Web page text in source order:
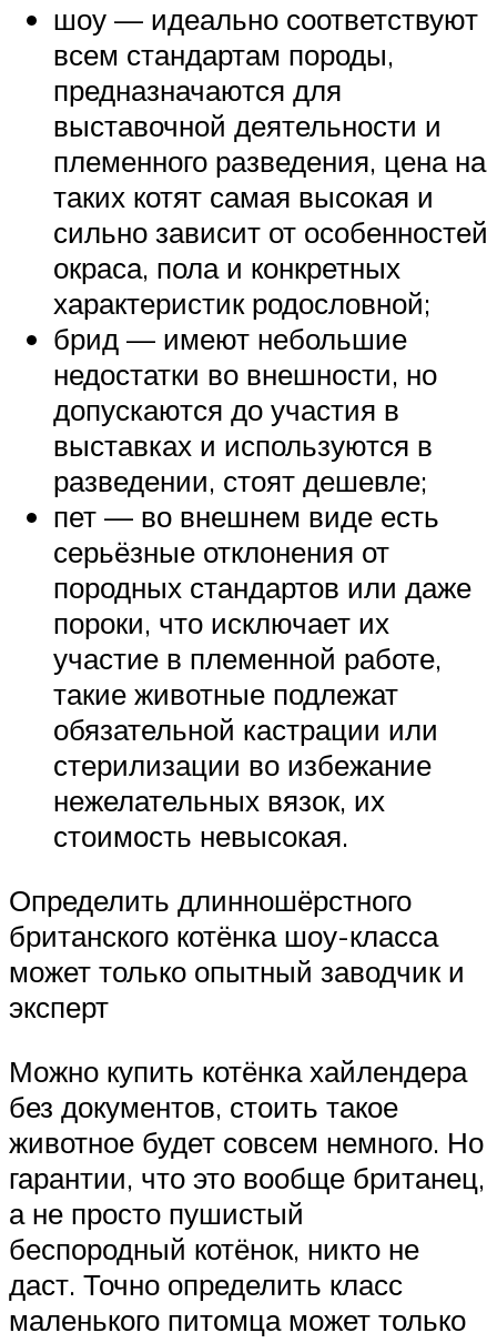
шоу — идеально соответствуют
всем стандартам породы,
предназначаются для
выставочной деятельности и
племенного разведения, цена на
таких котят самая высокая и
сильно зависит от особенностей
окраса, пола и конкретных
характеристик родословной;
брид — имеют небольшие
недостатки во внешности, но
допускаются до участия в
выставках и используются в
разведении, стоят дешевле;
пет — во внешнем виде есть
серьёзные отклонения от
породных стандартов или даже
пороки, что исключает их
участие в племенной работе,
такие животные подлежат
обязательной кастрации или
стерилизации во избежание
нежелательных вязок, их
стоимость невысокая.
Определить длинношёрстного
британского котёнка шоу-класса
может только опытный заводчик и
эксперт
Можно купить котёнка хайлендера
без документов, стоить такое
животное будет совсем немного. Но
гарантии, что это вообще британец,
а не просто пушистый
беспородный котёнок, никто не
даст. Точно определить класс
маленького питомца может только